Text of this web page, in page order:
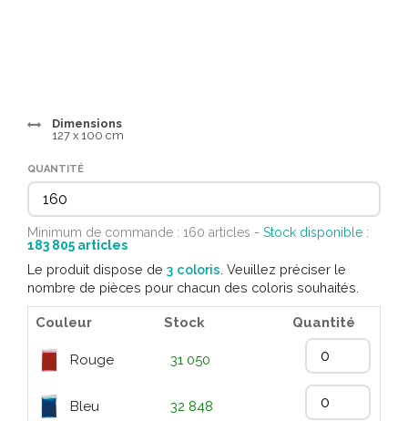
Dimensions
127 x 100 cm
QUANTITÉ
Minimum de commande : 160 articles - Stock disponible :
183 805 articles
Le produit dispose de 3 coloris . Veuillez préciser le
nombre de pièces pour chacun des coloris souhaités.
Couleur Stock Quantité
Rouge 31 050
Bleu 32 848